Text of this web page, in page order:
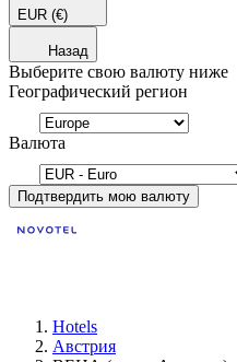
EUR (€)
Назад
Выберите свою валюту ниже
Географический регион
Валюта
Подтвердить мою валюту
Hotels
Австрия